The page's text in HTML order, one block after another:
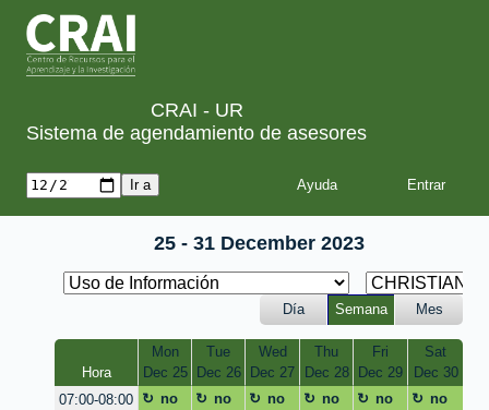
CRAI - UR
Sistema de agendamiento de asesores
Ayuda
25 - 31 December 2023
Día Semana Mes
Hora
Mon
Dec 25
Tue
Dec 26
Wed
Dec 27
Thu
Dec 28
Fri
Dec 29
Sat
Dec 30
07:00-08:00
no
no
no
no
no
no